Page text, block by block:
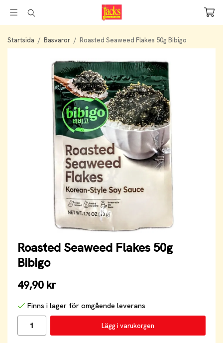
Startsida / Basvaror / Roasted Seaweed Flakes 50g Bibigo
Roasted Seaweed Flakes 50g
Bibigo
49,90 kr
Finns i lager för omgående leverans
Lägg i varukorgen